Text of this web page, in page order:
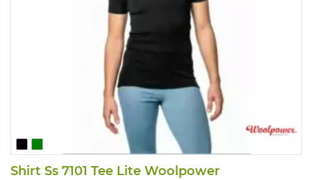
Shirt Ss 7101 Tee Lite Woolpower